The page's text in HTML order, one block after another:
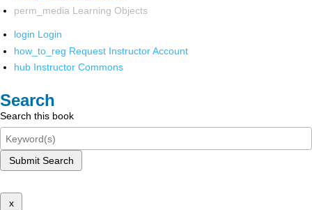
perm_media Learning Objects
login Login
how_to_reg Request Instructor Account
hub Instructor Commons
Search
Search this book
Submit Search
x